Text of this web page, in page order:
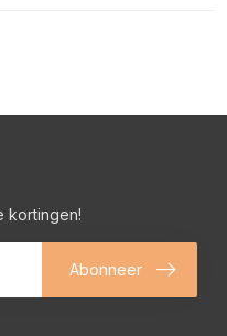
kortingen!
Abonneer